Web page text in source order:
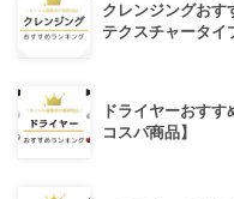
クレンジングおす
テクスチャータイ
ドライヤーおす
コスパ商品】